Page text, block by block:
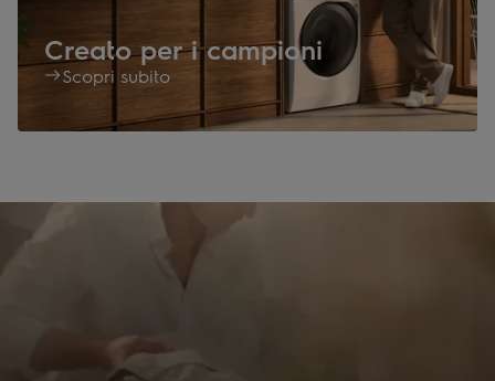
Creato per i campioni
Scopri subito